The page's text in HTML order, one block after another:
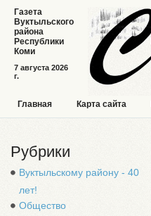
7 августа 2026
г.
Газета
Вуктыльского
района
Республики
Коми
Главная Карта сайта
Рубрики
Вуктыльскому району - 40
лет!
Общество